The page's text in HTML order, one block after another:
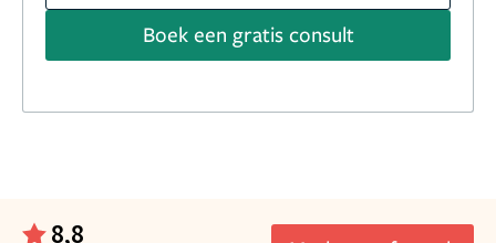
Boek een gratis consult
8,8